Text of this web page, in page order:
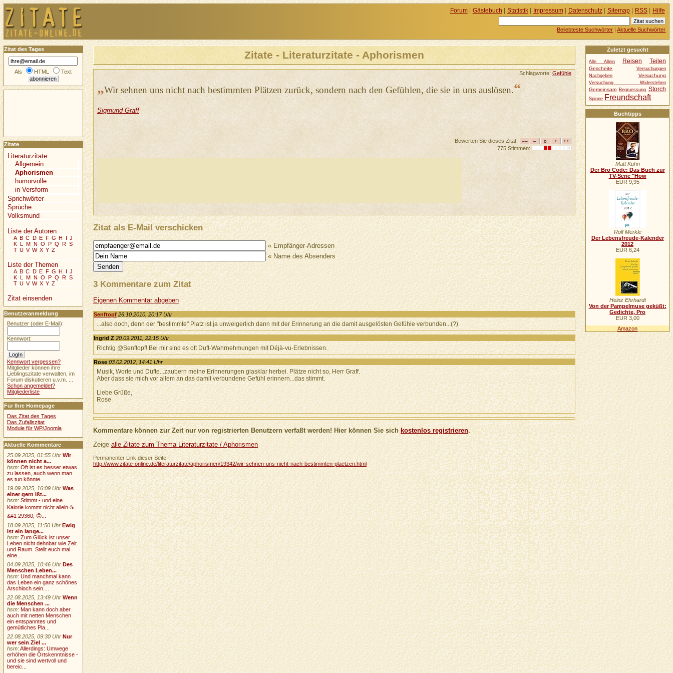
Zitate - Literaturzitate - Aphorismen
Schlagworte: Gefühle
„Wir sehnen uns nicht nach bestimmten Plätzen zurück, sondern nach den Gefühlen, die sie in uns auslösen.“
Sigmund Graff
Bewerten Sie dieses Zitat:
775 Stimmen:
Zitat als E-Mail verschicken
« Empfänger-Adressen
« Name des Absenders
3 Kommentare zum Zitat
Eigenen Kommentar abgeben
Senftopf 26.10.2010, 20:17 Uhr
...also doch, denn der "bestimmte" Platz ist ja unweigerlich dann mit der Erinnerung an die damit ausgelösten Gefühle verbunden...(?)
Ingrid Z 20.09.2011, 22:15 Uhr
Richtig @Senftopf! Bei mir sind es oft Duft-Wahrnehmungen mit Déjà-vu-Erlebnissen.
Rose 03.02.2012, 14:41 Uhr
Musik, Worte und Düfte...zaubern meine Erinnerungen glasklar herbei. Plätze nicht so, Herr Graff.
Aber dass sie mich vor allem an das damit verbundene Gefühl erinnern...das stimmt.
Liebe Grüße,
Rose
Kommentare können zur Zeit nur von registrierten Benutzern verfaßt werden! Hier können Sie sichkostenlos registrieren.
Zeigealle Zitate zum Thema Literaturzitate / Aphorismen
Permanenter Link dieser Seite:
http://www.zitate-online.de/literaturzitate/aphorismen/19342/wir-sehnen-uns-nicht-nach-bestimmten-plaetzen.html
Zuletzt gesucht
Alle Allein Reisen Teilen
Gescheite
Versuchungen
Nachgeben
Versuchung
Versuchung Widerstehen
Gemeinsam Begruessung Storch
Spinne Freundschaft
Buchtipps
Matt Kuhn
Der Bro Code: Das Buch zur
TV-Serie "How
EUR 9,95
Rolf Merkle
Der Lebensfreude-Kalender
2012
EUR 6,24
Heinz Ehrhardt
Von der Pampelmuse geküßt:
Gedichte, Pro
EUR 3,00
Amazon
Zitat des Tages
Als HTML Text
Zitate
Literaturzitate
Allgemein
Aphorismen
humorvolle
in Versform
Sprichwörter
Sprüche
Volksmund
Liste der Autoren
A B C D E F G H I J
K L M N O P Q R S
T U V W X Y Z
Liste der Themen
A B C D E F G H I J
K L M N O P Q R S
T U V W X Y Z
Zitat einsenden
Benutzeranmeldung
Benutzer (oder E-Mail):
Kennwort:
Kennwort vergessen?
Mitglieder können ihre
Lieblingszitate verwalten, im
Forum diskutieren u.v.m. ...
Schon angemeldet?
Mitgliederliste
Für Ihre Homepage
Das Zitat des Tages
Das Zufallszitat
Module für WP/Joomla
Aktuelle Kommentare
25.09.2025, 01:55 Uhr Wir
können nicht a...
hsm:Oft ist es besser etwas
zu lassen, auch wenn man
es tun könnte....
19.09.2025, 16:09 Uhr Was
einer gern ißt...
hsm:Stimmt - und eine
Kalorie kommt nicht allein.☕
&#1 29360; 🙃...
18.09.2025, 11:50 Uhr Ewig
ist ein lange...
hsm:Zum Glück ist unser
Leben nicht dehnbar wie Zeit
und Raum. Stellt euch mal
eine...
04.09.2025, 10:46 Uhr Des
Menschen Leben...
hsm:Und manchmal kann
das Leben ein ganz schönes
Arschloch sein....
22.08.2025, 13:49 Uhr Wenn
die Menschen ...
hsm:Man kann doch aber
auch mit netten Menschen
ein entspanntes und
gemütliches Pla...
22.08.2025, 09:30 Uhr Nur
wer sein Ziel ...
hsm:Allerdings: Umwege
erhöhen die Ortskenntnisse -
und sie sind wertvoll und
bereic...
Forum| Gästebuch | Statistik| Impressum| Datenschutz| Sitemap| RSS| Hilfe
Beliebteste Suchwörter |Aktuelle Suchwörter